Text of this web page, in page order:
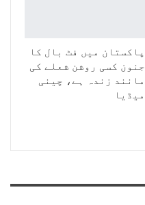
پاکستان میں فٹ بال کا
جنون کسی روشن شعلے کی
مانند زندہ ہے، چینی
میڈیا